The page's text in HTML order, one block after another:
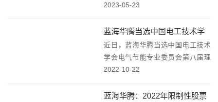
腾”）与玉柴芯蓝新能源动力科技有
广西南宁签订战略合作协议，双方
将积极发挥自身优势，在新能源商
用车动力电机、电...
2023-05-23
蓝海华腾当选中国电工技术学
会电气节能专业委员会第八届
理事会“理事长单位”!
近日，蓝海华腾当选中国电工技术
学会电气节能专业委员会第八届理
事会“理事长单位”!蓝海华腾当选中
会第八届理事会“理事长单位”!“全国
2022-10-22
蓝海华腾：2022年限制性股票